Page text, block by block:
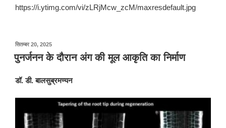
https://i.ytimg.com/vi/zLRjMcw_zcM/maxresdefault.jpg
सितम्बर 20, 2025पर
प्रकाशित
किया
पुनर्जनन के दौरान अंग की मूल आकृति का निर्माण
डॉ. डी. बालसुब्रमण्यन